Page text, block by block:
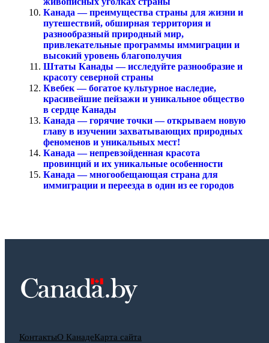
Канада — преимущества страны для жизни и
путешествий, обширная территория и
разнообразный природный мир,
привлекательные программы иммиграции и
высокий уровень благополучия
Штаты Канады — исследуйте разнообразие и
красоту северной страны
Квебек — богатое культурное наследие,
красивейшие пейзажи и уникальное общество
в сердце Канады
Канада — горячие точки — открываем новую
главу в изучении захватывающих природных
феноменов и уникальных мест!
Канада — непревзойденная красота
провинций и их уникальные особенности
Канада — многообещающая страна для
иммиграции и переезда в один из ее городов
КонтактыО КанадеКарта сайта